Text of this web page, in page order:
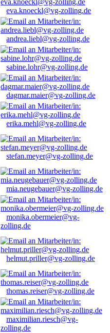
eva.knoeckl@vg-zolling.de
andrea.liebl@vg-zolling.de
sabine.lohr@vg-zolling.de
dagmar.maier@vg-zolling.de
erika.mehl@vg-zolling.de
stefan.meyer@vg-zolling.de
mia.neugebauer@vg-zolling.de
monika.obermeier@vg-
zolling.de
helmut.priller@vg-zolling.de
thomas.reiser@vg-zolling.de
maximilian.riesch@vg-
zolling.de